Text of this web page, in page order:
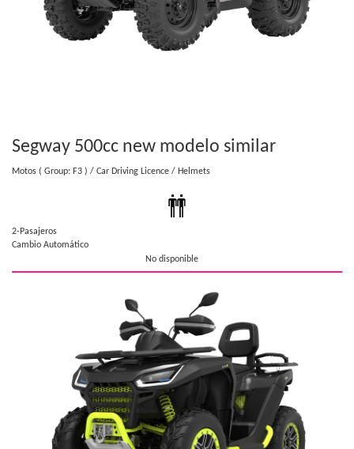
Segway 500cc new modelo similar
Motos ( Group: F3 ) / Car Driving Licence / Helmets
2-Pasajeros
Cambio Automático
No disponible